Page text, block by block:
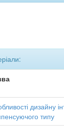
дизайну
типу